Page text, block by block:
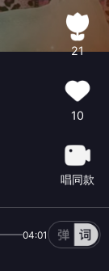
21
10
唱同款
04:01